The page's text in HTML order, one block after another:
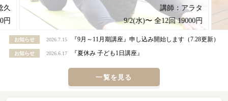
久
円
講師：アラタ
9/2(水)〜 全12回 19000円
お知らせ 2026.7.15 『9月～11月期講座』申し込み開始します（7.28更新）
お知らせ 2026.6.17 『夏休み 子ども1日講座』
一覧を見る